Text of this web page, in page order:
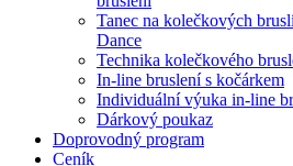
Tanec na kolečkových
Dance
Technika kolečkového
In-line bruslení s kočárkem
Individuální výuka in-line
Dárkový poukaz
Doprovodný program
Ceník